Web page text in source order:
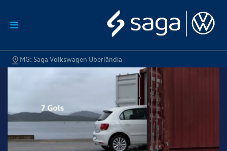
MG: Saga Volkswagen Uberlândia